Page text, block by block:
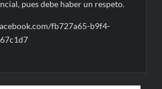
pues debe haber un respeto.
fb727a65-b9f4-